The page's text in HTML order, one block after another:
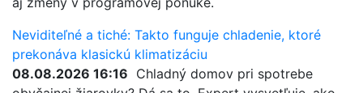
Neviditeľné a tiché: Takto funguje chladenie, ktoré
prekonáva klasickú klimatizáciu
08.08.2026 16:16 Chladný domov pri spotrebe